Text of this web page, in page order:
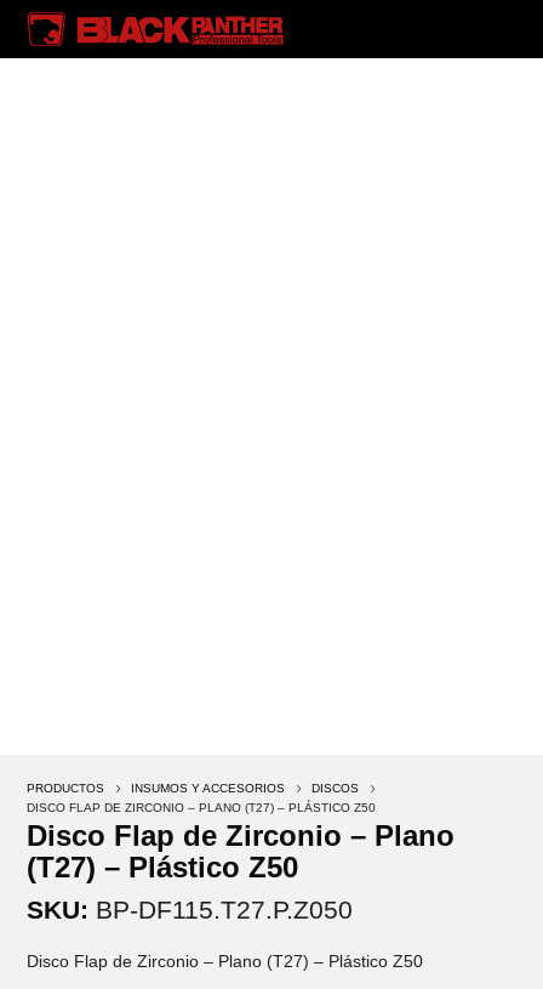
PRODUCTOS 5 INSUMOS Y ACCESORIOS 5 DISCOS 5
DISCO FLAP DE ZIRCONIO – PLANO (T27) – PLÁSTICO Z50
Disco Flap de Zirconio – Plano
(T27) – Plástico Z50
SKU: BP-DF115.T27.P.Z050
Disco Flap de Zirconio – Plano (T27) – Plástico Z50